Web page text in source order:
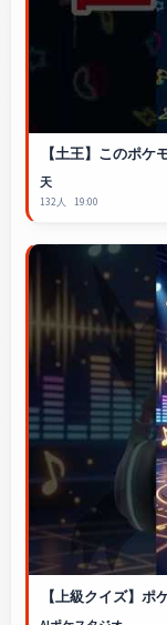
【土王】このポケ
天
132人 19:00
【上級クイズ】